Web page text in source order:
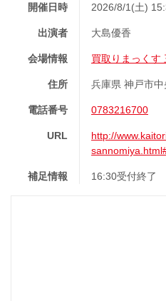
開催日時 2026/8/1(土)
出演者 大島優香
会場情報 買取りまっくす
住所 兵庫県 神戸市
電話番号 0783216700
URL
http://
補足情報 16:30受付終了